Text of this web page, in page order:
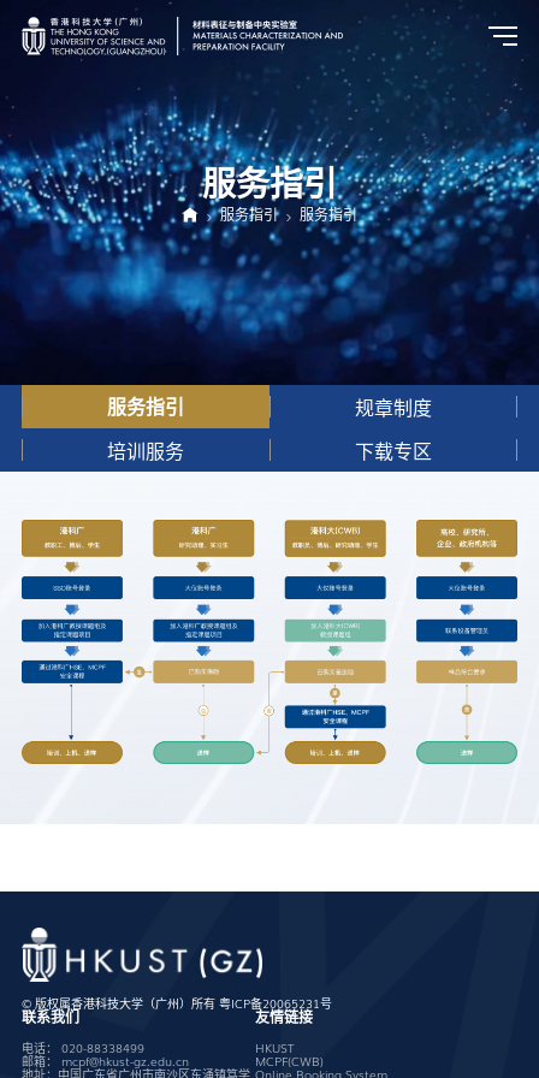
服务指引
服务指引 服务指引
服务指引
规章制度
培训服务
下载专区
© 版权属香港科技大学（广州）所有 粤ICP备20065231号
联系我们
电话： 020-88338499
邮箱： mcpf@hkust-gz.edu.cn
地址：中国广东省广州市南沙区东涌镇笃学
友情链接
HKUST
MCPF(CWB)
Online Booking System